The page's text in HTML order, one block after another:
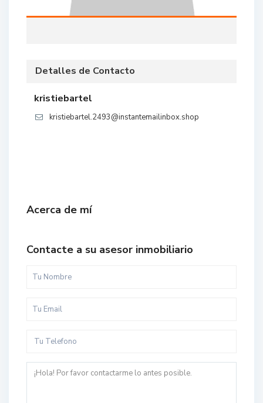
Detalles de Contacto
kristiebartel
kristiebartel.2493@instantemailinbox.shop
Acerca de mí
Contacte a su asesor inmobiliario